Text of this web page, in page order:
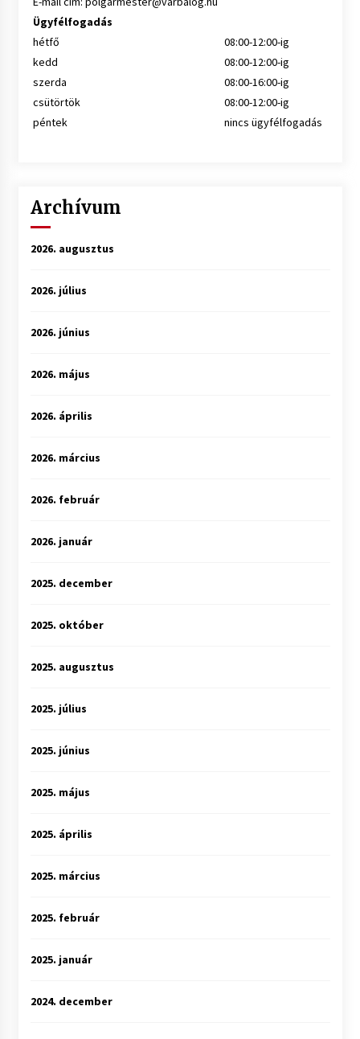
Ügyfélfogadás
hétfő
08:00-12:00-ig
kedd
08:00-12:00-ig
szerda
08:00-16:00-ig
csütörtök
08:00-12:00-ig
péntek
nincs ügyfélfogadás
Archívum
2026. augusztus
2026. július
2026. június
2026. május
2026. április
2026. március
2026. február
2026. január
2025. december
2025. október
2025. augusztus
2025. július
2025. június
2025. május
2025. április
2025. március
2025. február
2025. január
2024. december